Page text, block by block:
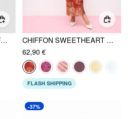
VELVETRÖHRCHEN EINFARBIGES SCHLEIFENKNOPF BLASENABSCHLUSS MINI-KLEID
CHIFFON SWEETHEART FLORAL BACKLESS TIE BACK MERMAID MAXIKLEID
62,90 €
FLASH SHIPPING
-37%